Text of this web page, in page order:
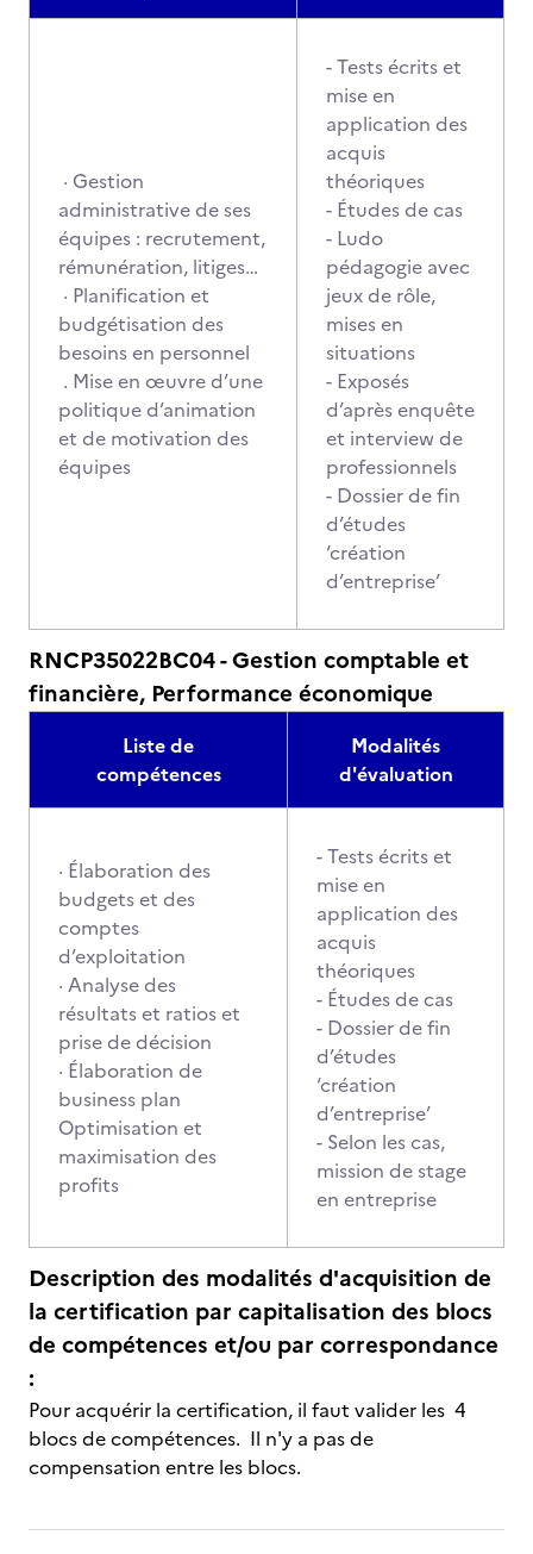
· Gestion
administrative de ses
équipes : recrutement,
rémunération, litiges…
· Planification et
budgétisation des
besoins en personnel
. Mise en œuvre d’une
politique d’animation
et de motivation des
équipes
- Tests écrits et
mise en
application des
acquis
théoriques
- Études de cas
- Ludo
pédagogie avec
jeux de rôle,
mises en
situations
- Exposés
d’après enquête
et interview de
professionnels
- Dossier de fin
d’études
‘création
d’entreprise’
RNCP35022BC04 - Gestion comptable et
financière, Performance économique
Liste de
compétences
Modalités
d'évaluation
· Élaboration des
budgets et des
comptes
d’exploitation
· Analyse des
résultats et ratios et
prise de décision
· Élaboration de
business plan
Optimisation et
maximisation des
profits
- Tests écrits et
mise en
application des
acquis
théoriques
- Études de cas
- Dossier de fin
d’études
‘création
d’entreprise’
- Selon les cas,
mission de stage
en entreprise
Description des modalités d'acquisition de
la certification par capitalisation des blocs
de compétences et/ou par correspondance
:
Pour acquérir la certification, il faut valider les 4
blocs de compétences. Il n'y a pas de
compensation entre les blocs.